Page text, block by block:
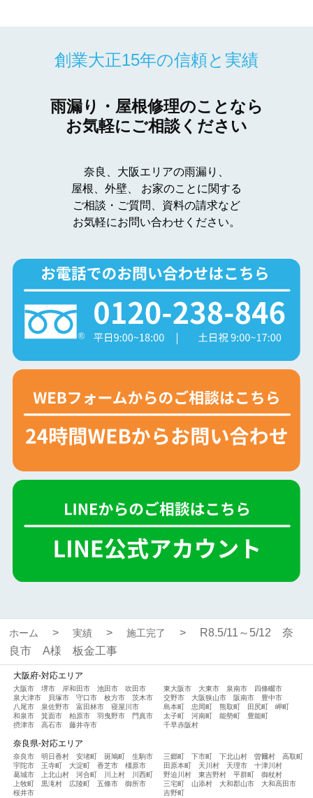
創業大正15年の信頼と実績
雨漏り・屋根修理のことなら
お気軽にご相談ください
奈良、大阪エリアの雨漏り、
屋根、外壁、
お家のことに関する
ご相談・ご質問、資料の請求など
お気軽にお問い合わせください。
ホーム 実績 施工完了
R8.5/11～5/12 奈
良市 A様 板金工事
大阪府-対応エリア
大阪市 堺市 岸和田市 池田市
吹田市
泉大津市
貝塚市 守口市 枚方市
茨木市
八尾市
泉佐野市 富田林市
寝屋川市
和泉市
箕面市 柏原市 羽曳野市
門真市
摂津市
高石市 藤井寺市
東大阪市 大東市 泉南市
四條畷市
交野市
大阪狭山市 阪南市
豊中市
島本町
忠岡町 熊取町 田尻町
岬町
太子町
河南町 能勢町
豊能町
千早赤阪村
奈良県-対応エリア
奈良市 明日香村 安堵町 斑鳩町
生駒市
宇陀市
王寺町 大淀町 香芝市
橿原市
葛城市
上北山村 河合町 川上村
川西町
上牧町
黒滝村 広陵町 五條市
御所市
桜井市
三郷町 下市町 下北山村 曽爾村
高取町
田原本町
天川村 天理市
十津川村
野迫川村
東吉野村 平群町
御杖村
三宅町
山添村 大和郡山市
大和高田市
吉野町